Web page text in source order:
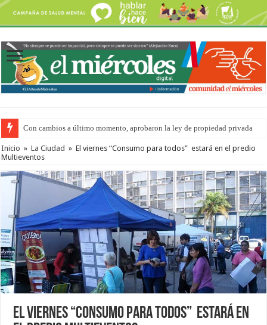
Con cambios a último momento, aprobaron la ley de propiedad privada
Inicio » La Ciudad » El viernes “Consumo para todos” estará en el predio
Multieventos
El viernes “Consumo para todos” estará en